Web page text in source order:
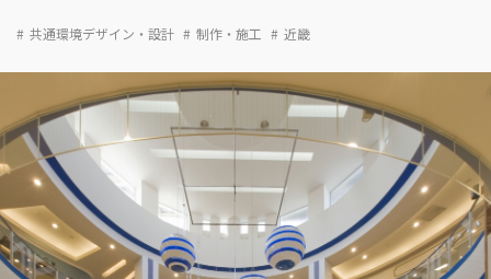
共通環境デザイン・設計 制作・施工 近畿